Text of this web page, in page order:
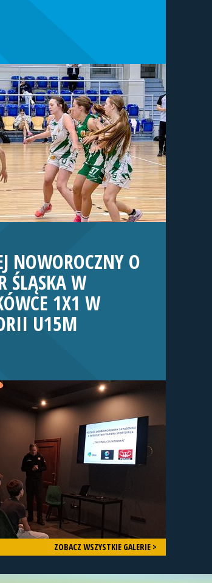
NOWOROCZNY O
ŚLĄSKA W
1X1 W
U15M
ZOBACZ WSZYSTKIE GALERIE >